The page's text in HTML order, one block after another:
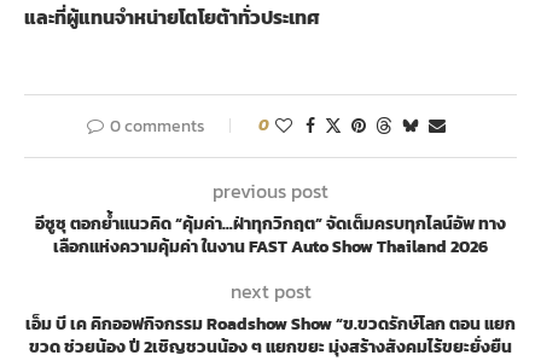
และที่ผู้แทนจำหน่ายโตโยต้าทั่วประเทศ
0 comments 0
previous post
อีซูซุ ตอกย้ำแนวคิด “คุ้มค่า…ฝ่าทุกวิกฤต” จัดเต็มครบทุกไลน์อัพ ทาง
เลือกแห่งความคุ้มค่า ในงาน FAST Auto Show Thailand 2026
next post
เอ็ม บี เค คิกออฟกิจกรรม Roadshow Show “ข.ขวดรักษ์โลก ตอน แยก
ขวด ช่วยน้อง ปี 2เชิญชวนน้อง ๆ แยกขยะ มุ่งสร้างสังคมไร้ขยะยั่งยืน